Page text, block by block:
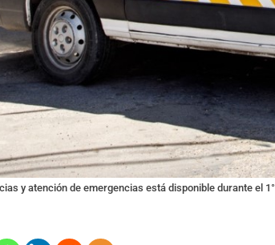
y atención de emergencias está disponible durante el